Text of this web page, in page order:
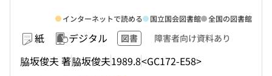
紙 デジタル 図書 障害者向け資料あり
脇坂俊夫 著脇坂俊夫1989.8<GC172-E58>
インターネットで読める 国立国会図書館 全国の図書館